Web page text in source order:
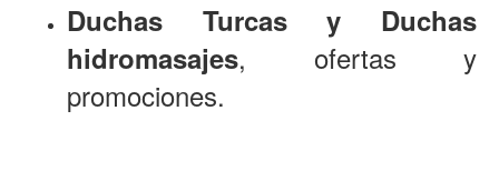
Duchas Turcas y Duchas
hidromasajes, ofertas y
promociones.